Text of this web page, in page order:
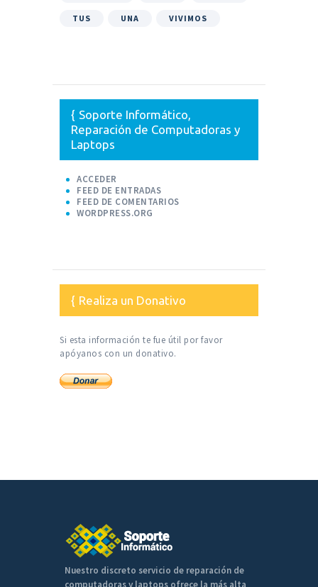
TUS UNA VIVIMOS
Soporte Informático,
Reparación de Computadoras y
Laptops
ACCEDER
FEED DE ENTRADAS
FEED DE COMENTARIOS
WORDPRESS.ORG
Realiza un Donativo
Si esta información te fue útil por favor
apóyanos con un donativo.
Nuestro discreto servicio de reparación de